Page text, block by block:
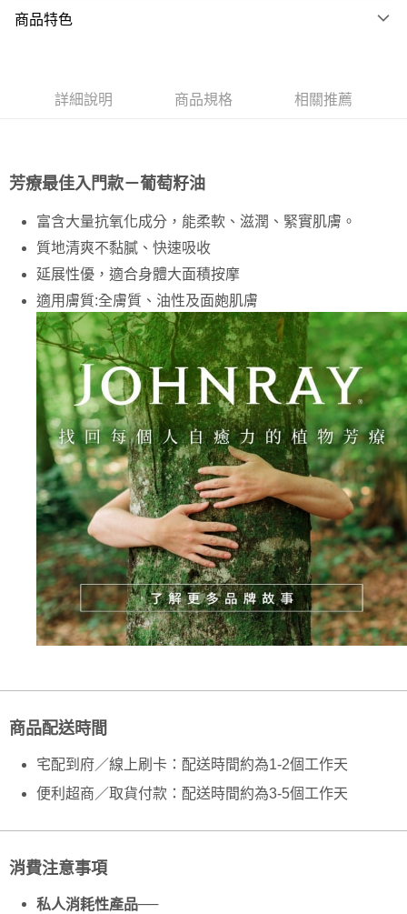
信用卡一次付款
3 期 0 利率 每期 NT$360 21家銀行
國泰世華商業銀行
匯豐（台灣）商業銀行
華泰商業銀行
元大商業銀行
玉山商業銀行
星展（台灣）商業銀行
台新國際商業銀行
中國信託商業銀行
台灣樂天信用卡公司
上海商業儲蓄銀行
臺灣中小企業銀行
台中商業銀行
匯豐（台灣）商業銀行
元大商業銀行
永豐商業銀行
玉山商業銀行
星展（台灣）商業銀行
台新國際商業銀行
中國信託商業銀行
台灣樂天信用卡公司
LINE Pay
Apple Pay
街口支付
Google Pay
全盈+PAY
AFTEE先享後付
相關說明
【關於「AFTEE先享後付」】
AFTEE先享後付是「在收到商品之後才付款」的支付方式。 讓您購物簡單
便利好安心！
１．簡單：不需註冊會員、不需綁卡、不需儲值。
２．便利：只要手機號碼，簡訊認證，即可結帳。
３．安心：先確認商品／服務後，再付款。
【「AFTEE先享後付」結帳流程】
１．於結帳方式選擇「AFTEE先享後付」後，將跳轉至「AFTEE先享後付」
結帳頁面，進行簡訊認證並確認金額後，即可完成結帳。
２．訂單成立數日內，您將收到繳費通知簡訊。
３．收到繳費通知簡訊後14天內，點擊此簡訊中的連結，可透過四大超商／
ATM／網路銀行／等多元方式進行付款，方視為交易完成。
※ 請注意：結帳手續完成當下不需立刻繳費，但若您需要取消訂單，請聯絡
※ 交易是否成功請以「AFTEE先享後付 」之結帳頁面顯示為準，若有關於
客戶支援中心」https://netprotections.freshdesk.com/support/home
【注意事項】
易，需依本服務之必要範圍內提供個人資料，並將交易相關給付款項請求債
３．未成年的使用者請事先徵得法定代理人或監護人之同意方可使用
「AFTEE先享後付」，若未經同意申辦者引起之損失，本公司不負相關責
４．使用「AFTEE先享後付」時，將依據個別帳號之用戶狀況，依本公司即
ATM付款
運送方式
全家取貨付款
每筆NT$130，滿NT$2,000(含以上)免運費
付款後全家取貨
每筆NT$130，滿NT$2,000(含以上)免運費
7-11取貨付款
付款後7-11取貨
每筆NT$130，滿NT$2,000(含以上)免運費
商品特色
詳細說明 商品規格 相關推薦
芳療最佳入門款－葡萄籽油
富含大量抗氧化成分，能柔軟、滋潤、緊實肌膚。
質地清爽不黏膩、快速吸收
延展性優，適合身體大面積按摩
適用膚質:全膚質、油性及面皰肌膚
商品配送時間
宅配到府／線上刷卡：配送時間約為1-2個工作天
便利超商／取貨付款：配送時間約為3-5個工作天
消費注意事項
私人消耗性產品──